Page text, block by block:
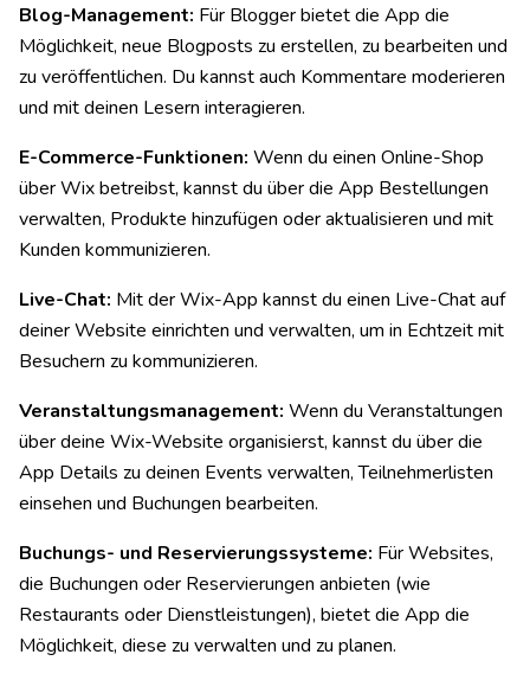
Blog-Management: Für Blogger bietet die App die
Möglichkeit, neue Blogposts zu erstellen, zu bearbeiten und
zu veröffentlichen. Du kannst auch Kommentare moderieren
und mit deinen Lesern interagieren.
E-Commerce-Funktionen: Wenn du einen Online-Shop
über Wix betreibst, kannst du über die App Bestellungen
verwalten, Produkte hinzufügen oder aktualisieren und mit
Kunden kommunizieren.
Live-Chat: Mit der Wix-App kannst du einen Live-Chat auf
deiner Website einrichten und verwalten, um in Echtzeit mit
Besuchern zu kommunizieren.
Veranstaltungsmanagement: Wenn du Veranstaltungen
über deine Wix-Website organisierst, kannst du über die
App Details zu deinen Events verwalten, Teilnehmerlisten
einsehen und Buchungen bearbeiten.
Buchungs- und Reservierungssysteme: Für Websites,
die Buchungen oder Reservierungen anbieten (wie
Restaurants oder Dienstleistungen), bietet die App die
Möglichkeit, diese zu verwalten und zu planen.